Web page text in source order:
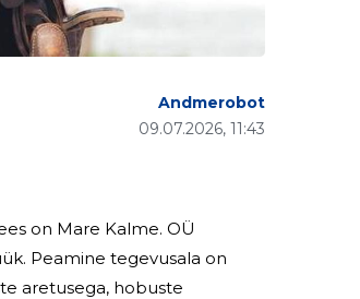
09.07.2026, 11:43
Andmerobot
on Mare Kalme. OÜ
Peamine tegevusala on
aretusega, hobuste